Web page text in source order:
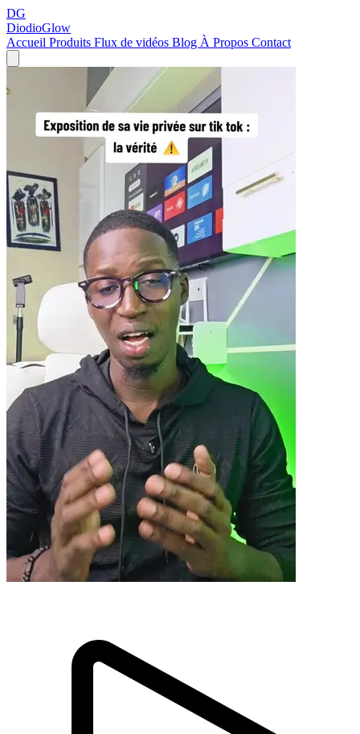
DG
DiodioGlow
Accueil Produits Flux de vidéos Blog À Propos Contact